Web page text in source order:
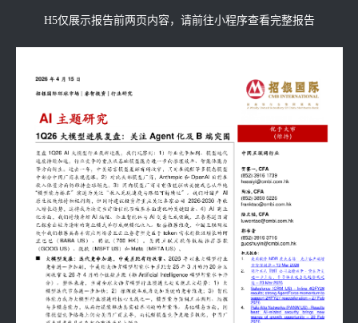
H5仅展示报告前两页内容，请前往小程序查看完整报告